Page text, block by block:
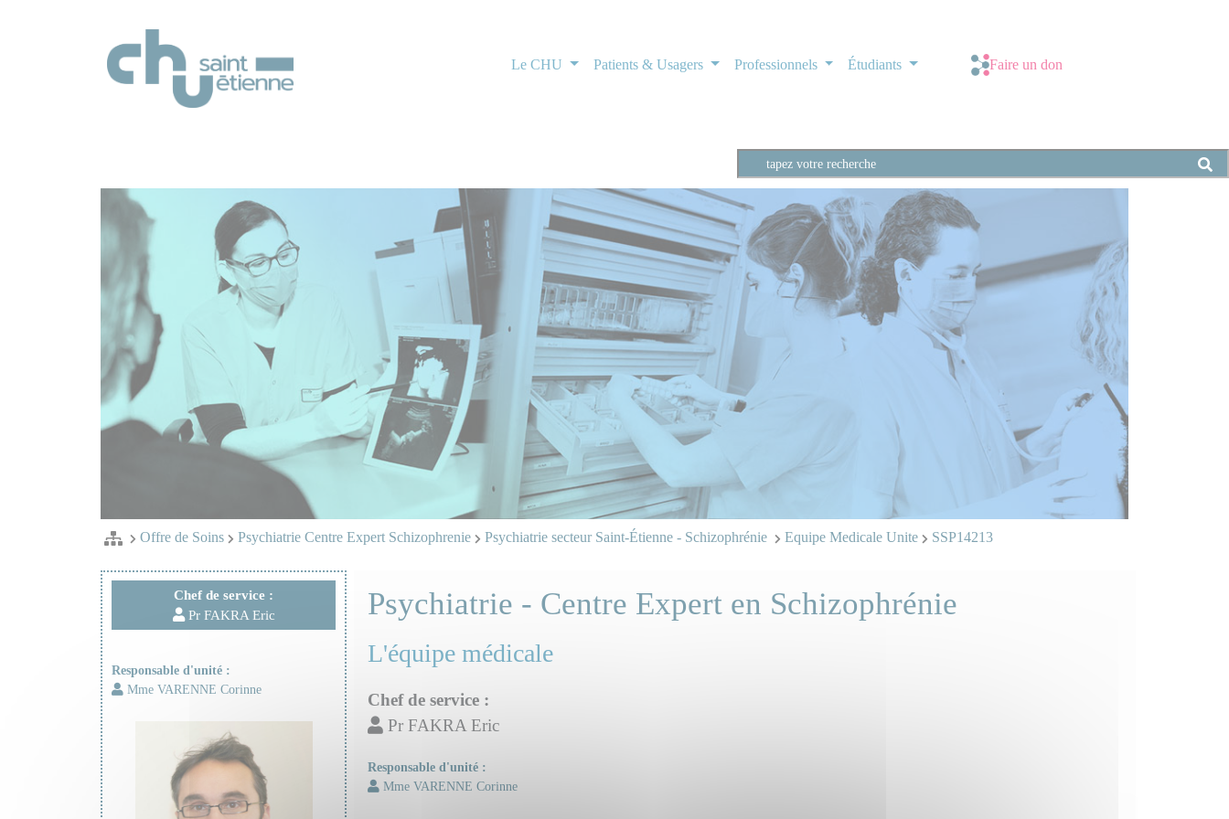
Le CHU Patients & Usagers Professionnels Étudiants Faire un don
Offre de Soins Psychiatrie Centre Expert Schizophrenie Psychiatrie secteur Saint-Étienne - Schizophrénie Equipe Medicale Unite SSP14213
Chef de service :
Pr FAKRA Eric
Responsable d'unité :
Mme VARENNE Corinne
Psychiatrie - Centre Expert en Schizophrénie
L'équipe médicale
Chef de service :
Pr FAKRA Eric
Responsable d'unité :
Mme VARENNE Corinne